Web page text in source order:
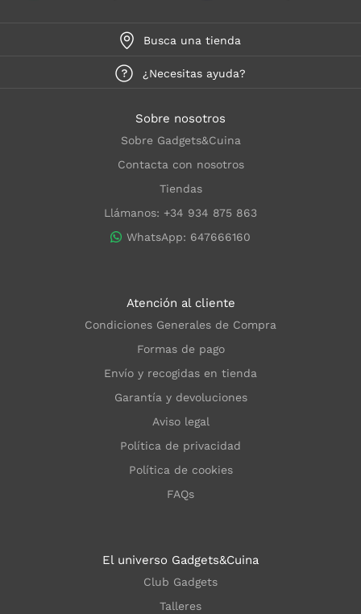
Busca una tienda
¿Necesitas ayuda?
Sobre nosotros
Sobre Gadgets&Cuina
Contacta con nosotros
Tiendas
Llámanos: +34 934 875 863
WhatsApp: 647666160
Atención al cliente
Condiciones Generales de Compra
Formas de pago
Envío y recogidas en tienda
Garantía y devoluciones
Aviso legal
Política de privacidad
Política de cookies
FAQs
El universo Gadgets&Cuina
Club Gadgets
Talleres